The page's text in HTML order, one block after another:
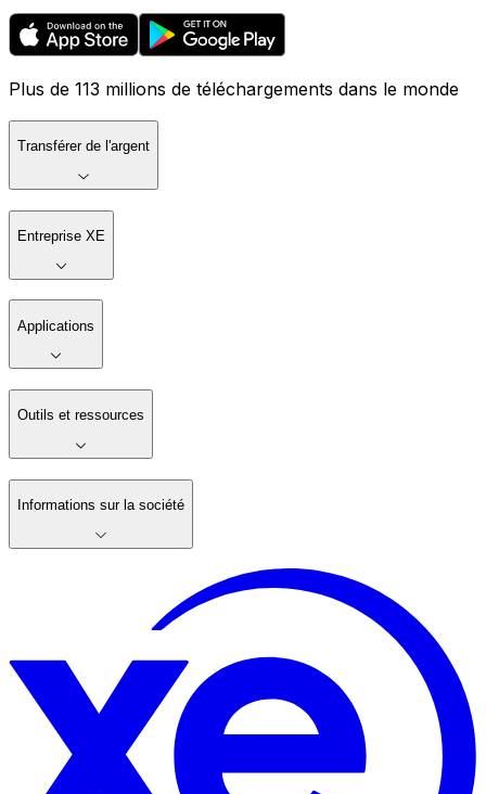
Plus de 113 millions de téléchargements dans le monde
Transférer de l'argent
Entreprise XE
Applications
Outils et ressources
Informations sur la société